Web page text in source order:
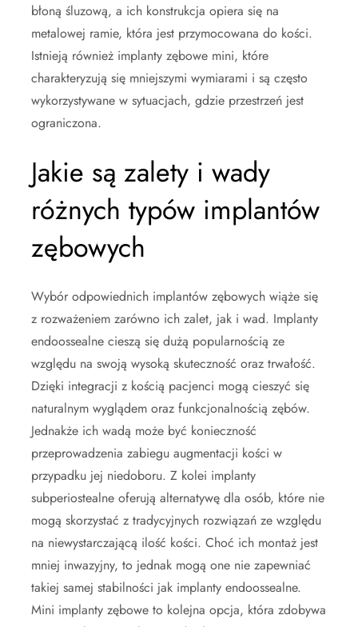
błoną śluzową, a ich konstrukcja opiera się na
metalowej ramie, która jest przymocowana do kości.
Istnieją również implanty zębowe mini, które
charakteryzują się mniejszymi wymiarami i są często
wykorzystywane w sytuacjach, gdzie przestrzeń jest
ograniczona.
Jakie są zalety i wady
różnych typów implantów
zębowych
Wybór odpowiednich implantów zębowych wiąże się
z rozważeniem zarówno ich zalet, jak i wad. Implanty
endoossealne cieszą się dużą popularnością ze
względu na swoją wysoką skuteczność oraz trwałość.
Dzięki integracji z kością pacjenci mogą cieszyć się
naturalnym wyglądem oraz funkcjonalnością zębów.
Jednakże ich wadą może być konieczność
przeprowadzenia zabiegu augmentacji kości w
przypadku jej niedoboru. Z kolei implanty
subperiostealne oferują alternatywę dla osób, które nie
mogą skorzystać z tradycyjnych rozwiązań ze względu
na niewystarczającą ilość kości. Choć ich montaż jest
mniej inwazyjny, to jednak mogą one nie zapewniać
takiej samej stabilności jak implanty endoossealne.
Mini implanty zębowe to kolejna opcja, która zdobywa